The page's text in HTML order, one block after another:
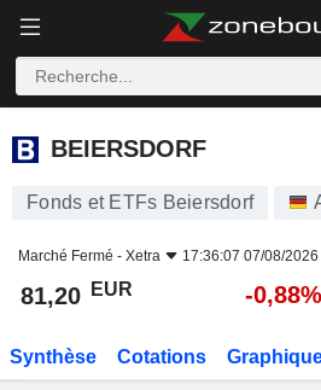
BEIERSDORF
BEIERSDORF
Fonds et ETFs Beiersdorf
Marché Fermé - Xetra 17:36:07 07/08/2026
81,20 EUR -0,88%
Synthèse Cotations